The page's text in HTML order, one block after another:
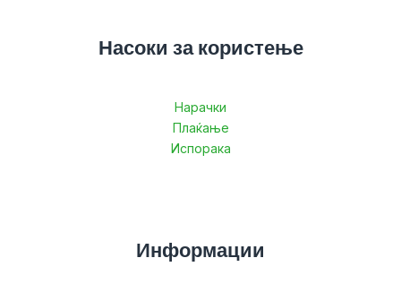
Насоки за користење
Нарачки
Плаќање
Испорака
Информации